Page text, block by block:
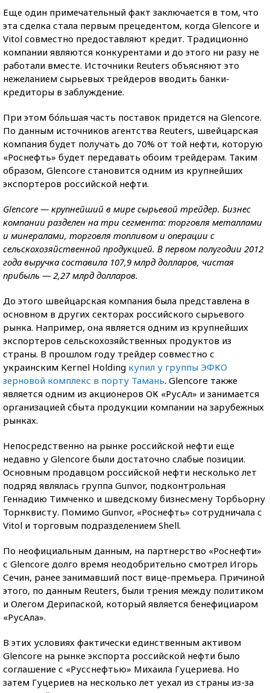
Еще один примечательный факт заключается в том, что
эта сделка стала первым прецедентом, когда Glencore и
Vitol совместно предоставляют кредит. Традиционно
компании являются конкурентами и до этого ни разу не
работали вместе. Источники Reuters объясняют это
нежеланием сырьевых трейдеров вводить банки-
кредиторы в заблуждение.
При этом бо́льшая часть поставок придется на Glencore.
По данным источников агентства Reuters, швейцарская
компания будет получать до 70% от той нефти, которую
«Роснефть» будет передавать обоим трейдерам. Таким
образом, Glencore становится одним из крупнейших
экспортеров российской нефти.
Glencore — крупнейший в мире сырьевой трейдер. Бизнес
компании разделен на три сегмента: торговля металлами
и минералами, торговля топливом и операции с
сельскохозяйственной продукцией. В первом полугодии 2012
года выручка составила 107,9 млрд долларов, чистая
прибыль — 2,27 млрд долларов.
До этого швейцарская компания была представлена в
основном в других секторах российского сырьевого
рынка. Например, она является одним из крупнейших
экспортеров сельскохозяйственных продуктов из
страны. В прошлом году трейдер совместно с
украинским Kernel Holding купил у группы ЭФКО
зерновой комплекс в порту Тамань. Glencore также
является одним из акционеров ОК «РусАл» и занимается
организацией сбыта продукции компании на зарубежных
рынках.
Непосредственно на рынке российской нефти еще
недавно у Glencore были достаточно слабые позиции.
Основным продавцом российской нефти несколько лет
подряд являлась группа Gunvor, подконтрольная
Геннадию Тимченко и шведскому бизнесмену Торбьорну
Торнквисту. Помимо Gunvor, «Роснефть» сотрудничала с
Vitol и торговым подразделением Shell.
По неофициальным данным, на партнерство «Роснефти»
с Glencore долго время неодобрительно смотрел Игорь
Сечин, ранее занимавший пост вице-премьера. Причиной
этого, по данным Reuters, были трения между политиком
и Олегом Дерипаской, который является бенефициаром
«РусАла».
В этих условиях фактически единственным активом
Glencore на рынке экспорта российской нефти было
соглашение с «Русснефтью» Михаила Гуцериева. Но
затем Гуцериев на несколько лет уехал из страны из-за